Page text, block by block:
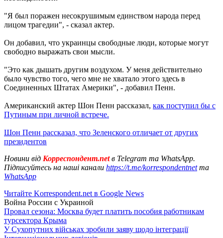
"Я был поражен несокрушимым единством народа перед
лицом трагедии", - сказал актер.
Он добавил, что украинцы свободные люди, которые могут
свободно выражать свои мысли.
"Это как дышать другим воздухом. У меня действительно
было чувство того, чего мне не хватало этого здесь в
Соединенных Штатах Америки", - добавил Пенн.
Американский актер Шон Пенн рассказал, как поступил бы с
Путиным при личной встрече.
Шон Пенн рассказал, что Зеленского отличает от других
президентов
Новини від Корреспондент.netв Telegram та WhatsApp.
Підписуйтесь на наші канали https://t.me/korrespondentnetта
WhatsApp
Читайте Korrespondent.net в Google News
Война России с Украиной
Провал сезона: Москва будет платить пособия работникам
турсектора Крыма
У Сухопутних військах зробили заяву щодо інтеграції